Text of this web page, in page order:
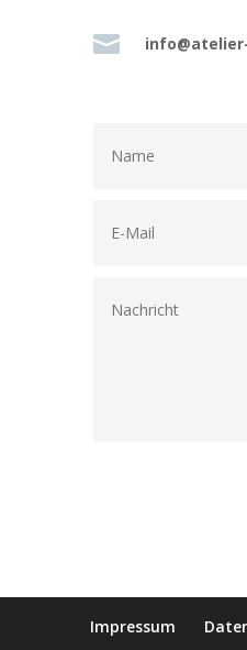

Impressum